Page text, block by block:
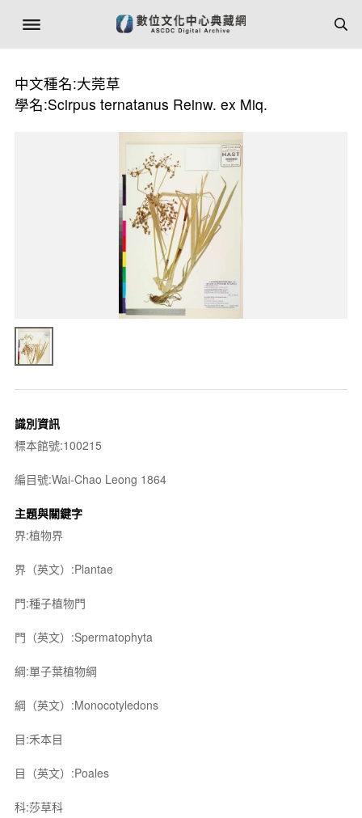
中文種名:大莞草
學名:Scirpus ternatanus Reinw. ex Miq.
識別資訊
標本館號:100215
編目號:Wai-Chao Leong 1864
主題與關鍵字
界:植物界
界（英文）:Plantae
門:種子植物門
門（英文）:Spermatophyta
綱:單子葉植物綱
綱（英文）:Monocotyledons
目:禾本目
目（英文）:Poales
科:莎草科